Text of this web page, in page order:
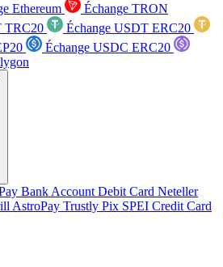
Ethereum
Échange TRON
TRC20
Échange USDT ERC20
Échange USDC ERC20
Bank Account Debit Card Neteller
AstroPay Trustly Pix SPEI Credit Card